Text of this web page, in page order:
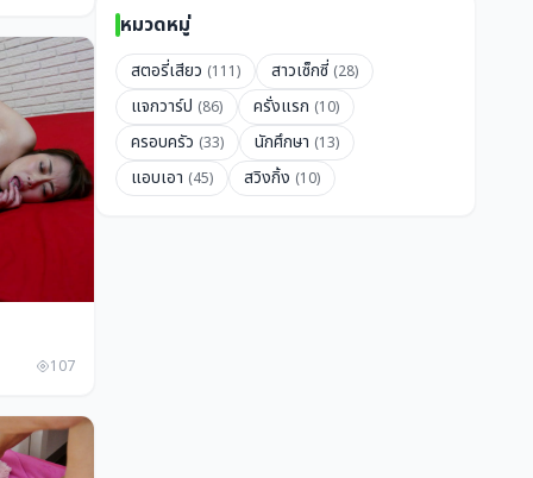
107
หมวดหมู่
สตอรี่เสียว (111) สาวเซ็กซี่ (28)
แจกวาร์ป (86) ครั่งแรก (10)
ครอบครัว (33) นักศึกษา (13)
แอบเอา (45) สวิงกิ้ง (10)